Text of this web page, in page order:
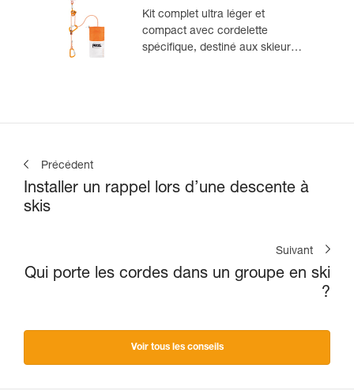
Kit complet ultra léger et
compact avec cordelette
spécifique, destiné aux skieurs
Précédent
Installer un rappel lors d’une descente à
skis
Suivant
Qui porte les cordes dans un groupe en ski
?
Voir tous les conseils